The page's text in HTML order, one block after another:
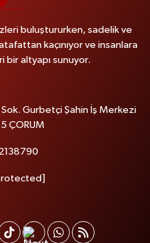
buluştururken, sadelik ve
kaçınıyor ve insanlara
bir altyapı sunuyor.
Gurbetçi Şahin İş Merkezi
ÇORUM